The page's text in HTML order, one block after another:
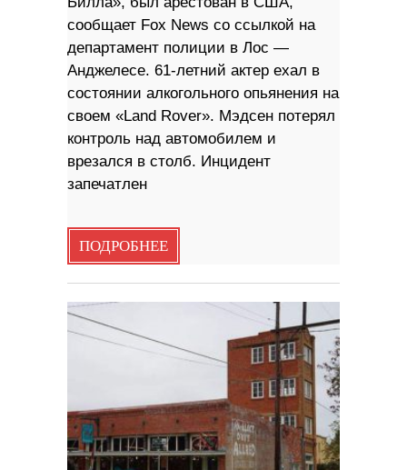
сообщает Fox News со ссылкой на
департамент полиции в Лос —
Анджелесе. 61-летний актер ехал в
состоянии алкогольного опьянения на
своем «Land Rover». Мэдсен потерял
контроль над автомобилем и
врезался в столб. Инцидент
запечатлен
ПОДРОБНЕЕ